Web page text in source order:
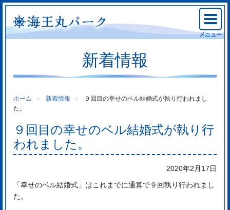
メニュー
新着情報
ホーム 新着情報
９回目の幸せのベル結婚式が執り行われまし
た。
９回目の幸せのベル結婚式が執り行
われました。
2020年2月17日
「幸せのベル結婚式」はこれまでに通算で９回執り行われまし
た。